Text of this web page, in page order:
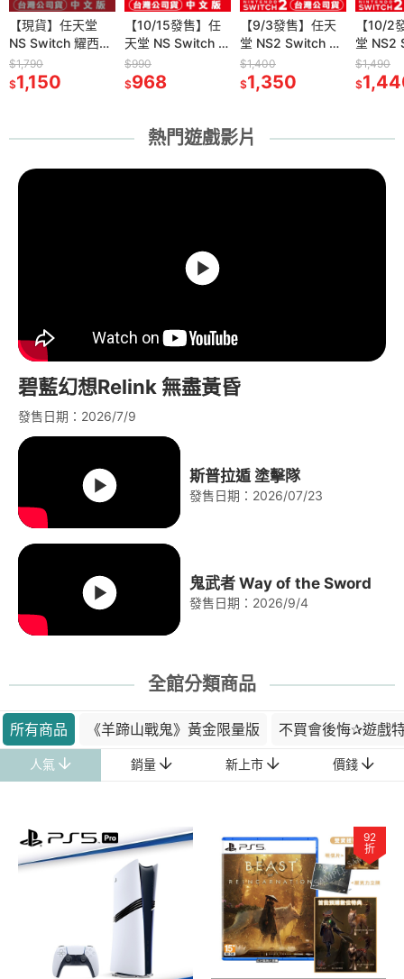
【現貨】任天堂
NS Switch 耀西的
手工世界 -中文版
[夢遊館] 同樂 家庭
遊戲
$1,790
$1,150
【10/15發售】任
天堂 NS Switch 永
恆傳奇
Remastered-中文
$990
$968
【9/3發售】任天
堂 NS2 Switch 2
軌道雙子星
Orbitals -中文版
[夢遊館] 雙人協力
$1,400
$1,350
【10/2
堂 NS2
P的謊
(Lies of
[夢遊館]
$1,490
$
附發
PS5
Pro
台灣公
【10/15發售】
PS5 永恆傳奇
Remastered-中文
版[夢遊館]雙面封
【9/24發售】PS5
控制：共振
CONTROL
Resonant-中文版
【全新現貨】
DOBE PS Portal
遙控遊玩機專用 手
提硬殼防護收納包
(TP5-3552)[夢遊
【全新
QR2
版 直
$23,990
$
熱門遊戲影片
碧藍幻想Relink 無盡黃昏
發售日期：2026/7/9
斯普拉遁 塗擊隊
發售日期：2026/07/23
鬼武者 Way of the Sword
發售日期：2026/9/4
全館分類商品
所有商品 《羊蹄山戰鬼》黃金限量版 不買會後悔✰遊戲
人氣 銷量 新上市 價錢
92
折